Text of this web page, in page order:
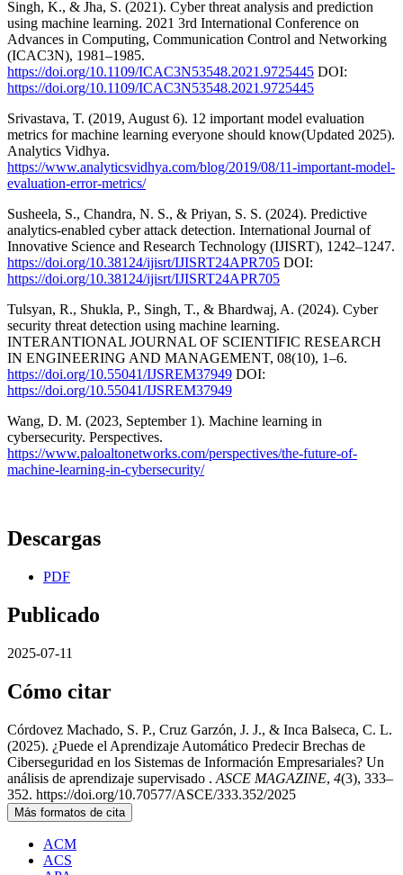
Singh, K., & Jha, S. (2021). Cyber threat analysis and prediction
using machine learning. 2021 3rd International Conference on
Advances in Computing, Communication Control and Networking
(ICAC3N), 1981–1985.
https://doi.org/10.1109/ICAC3N53548.2021.9725445 DOI:
https://doi.org/10.1109/ICAC3N53548.2021.9725445
Srivastava, T. (2019, August 6). 12 important model evaluation
metrics for machine learning everyone should know(Updated 2025).
Analytics Vidhya.
https://www.analyticsvidhya.com/blog/2019/08/11-important-model-
evaluation-error-metrics/
Susheela, S., Chandra, N. S., & Priyan, S. S. (2024). Predictive
analytics-enabled cyber attack detection. International Journal of
Innovative Science and Research Technology (IJISRT), 1242–1247.
https://doi.org/10.38124/ijisrt/IJISRT24APR705 DOI:
https://doi.org/10.38124/ijisrt/IJISRT24APR705
Tulsyan, R., Shukla, P., Singh, T., & Bhardwaj, A. (2024). Cyber
security threat detection using machine learning.
INTERANTIONAL JOURNAL OF SCIENTIFIC RESEARCH
IN ENGINEERING AND MANAGEMENT, 08(10), 1–6.
https://doi.org/10.55041/IJSREM37949 DOI:
https://doi.org/10.55041/IJSREM37949
Wang, D. M. (2023, September 1). Machine learning in
cybersecurity. Perspectives.
https://www.paloaltonetworks.com/perspectives/the-future-of-
machine-learning-in-cybersecurity/
Descargas
PDF
Publicado
2025-07-11
Cómo citar
Córdovez Machado, S. P., Cruz Garzón, J. J., & Inca Balseca, C. L.
(2025). ¿Puede el Aprendizaje Automático Predecir Brechas de
Ciberseguridad en los Sistemas de Información Empresariales? Un
análisis de aprendizaje supervisado . ASCE MAGAZINE, 4(3), 333–
352. https://doi.org/10.70577/ASCE/333.352/2025
Más formatos de cita
ACM
ACS